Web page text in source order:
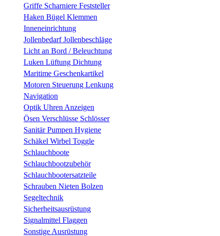
Griffe Scharniere Feststeller
Haken Bügel Klemmen
Inneneinrichtung
Jollenbedarf Jollenbeschläge
Licht an Bord / Beleuchtung
Luken Lüftung Dichtung
Maritime Geschenkartikel
Motoren Steuerung Lenkung
Navigation
Optik Uhren Anzeigen
Ösen Verschlüsse Schlösser
Sanitär Pumpen Hygiene
Schäkel Wirbel Toggle
Schlauchboote
Schlauchbootzubehör
Schlauchbootersatzteile
Schrauben Nieten Bolzen
Segeltechnik
Sicherheitsausrüstung
Signalmittel Flaggen
Sonstige Ausrüstung